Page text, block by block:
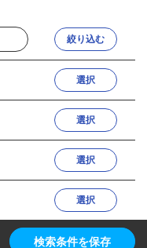
絞り込む
選択
選択
選択
選択
検索条件を保存